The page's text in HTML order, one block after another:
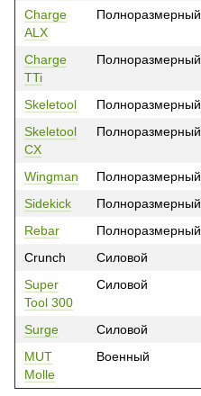
Charge
ALX
Полноразмерный
Charge
TTi
Полноразмерный
Skeletool Полноразмерный
Skeletool
CX
Полноразмерный
Wingman Полноразмерный
Sidekick
Полноразмерный
Rebar
Полноразмерный
Crunch
Силовой
Super
Tool 300
Силовой
Surge Силовой
MUT
Molle
Военный